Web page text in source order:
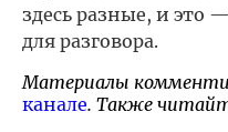
здесь разные, и это
для разговора.
Материалы
канале. Также